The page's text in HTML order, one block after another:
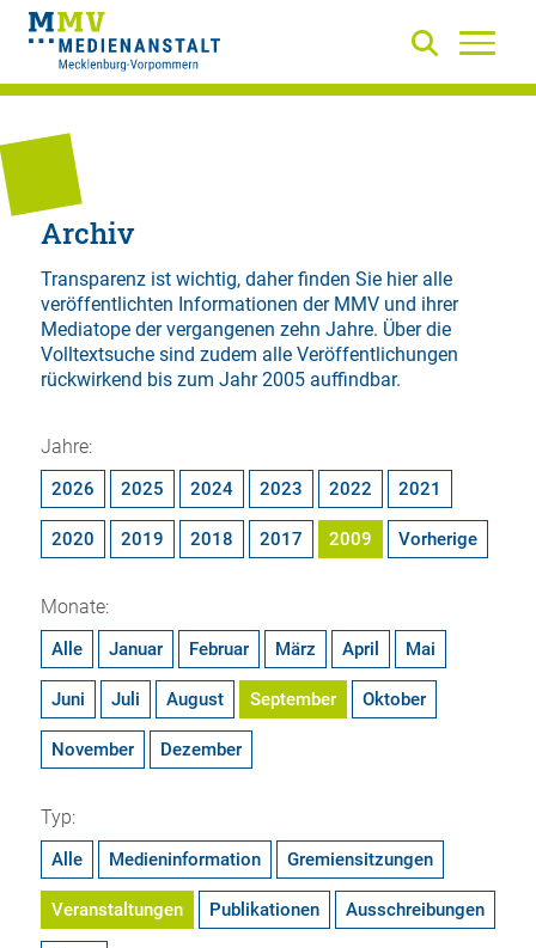
Archiv
Transparenz ist wichtig, daher finden Sie hier alle
veröffentlichten Informationen der MMV und ihrer
Mediatope der vergangenen zehn Jahre. Über die
Volltextsuchesind zudem alle Veröffentlichungen
rückwirkend bis zum Jahr 2005 auffindbar.
Jahre:
2026 2025 2024 2023 2022 2021
2020 2019 2018 2017 2009 Vorherige
Monate:
Alle Januar Februar März April Mai
Juni Juli August September Oktober
November Dezember
Typ:
Alle Medieninformation Gremiensitzungen
Veranstaltungen Publikationen Ausschreibungen